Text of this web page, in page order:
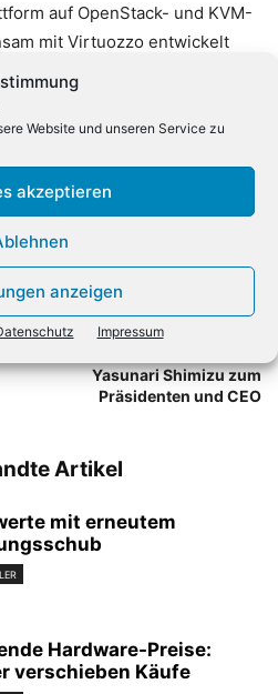
Website und unseren Service zu
akzeptieren
anzeigen
Impressum
auf OpenStack- und KVM-
mit Virtuozzo entwickelt
die Abhängigkeit von
reduzieren und den Aufbau
ermöglichen.
Yasunari Shimizu zum
Präsidenten und CEO
Artikel
mit erneutem
Hardware-Preise:
verschieben Käufe